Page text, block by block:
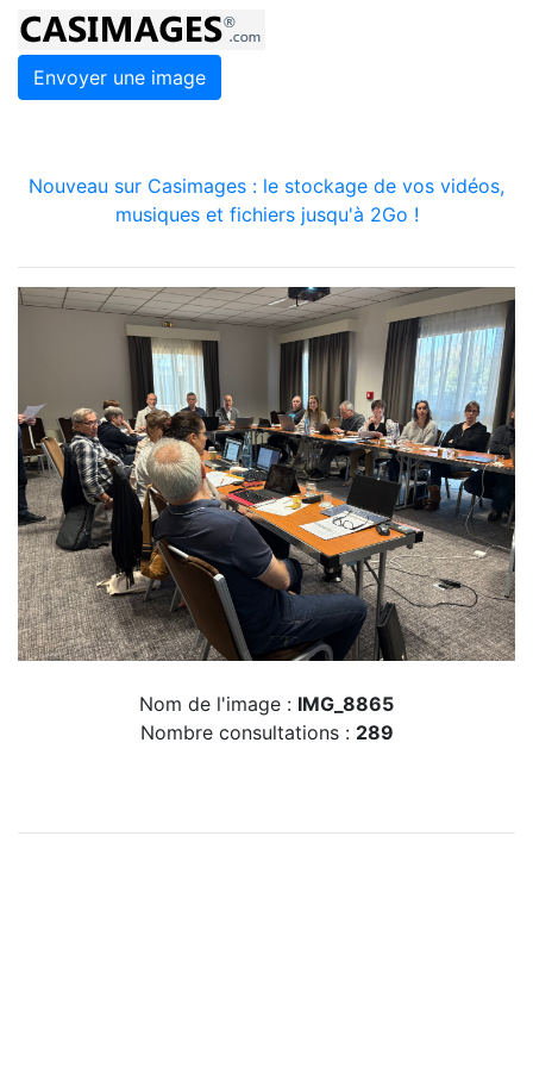
Envoyer une image
Nouveau sur Casimages : le stockage de vos vidéos,
musiques et fichiers jusqu'à 2Go !
Nom de l'image : IMG_8865
Nombre consultations : 289